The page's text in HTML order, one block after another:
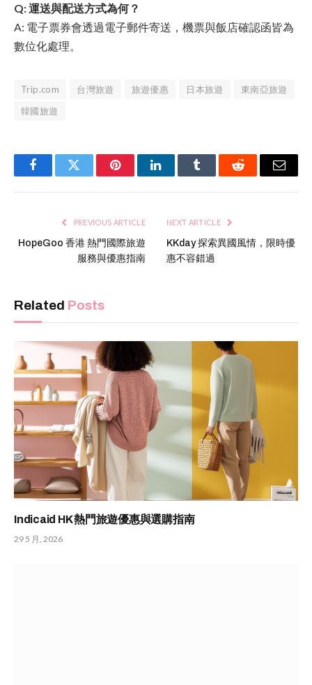
Q: 運送與配送方式為何？
A: 電子票券會透過電子郵件寄送，機票與飯店確認函皆為
數位化處理。
Trip.com 台灣旅遊 旅遊優惠 日本旅遊
東南亞旅遊
韓國旅遊
FacebookTwitter PinterestLinkedInTumblr Reddit Email
PREVIOUS ARTICLE
HopeGoo 香港 熱門國際旅遊
服務與優惠指南
NEXT ARTICLE
KKday 探索異國風情，限時優
惠不容錯過
Related Posts
Indicaid HK 熱門旅遊優惠與選購指南
29 5 月, 2026